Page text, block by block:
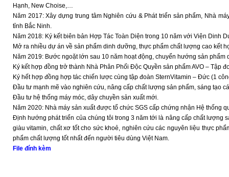
Hạnh, New Choise,…
Năm 2017: Xây dựng trung tâm Nghiên cứu & Phát triển sản phẩm, Nhà
tỉnh Bắc Ninh.
Năm 2018: Ký kết biên bản Hợp Tác Toàn Diện trong 10 năm với Viện Dinh
Mở ra nhiều dự án về sản phẩm dinh dưỡng, thực phẩm chất lượng cao kết
Năm 2019: Bước ngoặt lớn sau 10 năm hoạt động, chuyển hướng sản
Ký kết hợp đồng trở thành Nhà Phân Phối Độc Quyền sản phẩm AVO – Tập
Ký hết hợp đồng hợp tác chiến lược cùng tập đoàn SternVitamin – Đức (1
Đầu tư mạnh mẽ vào nghiên cứu, nâng cấp chất lượng sản phẩm, sáng tạo
Đầu tư hệ thống máy móc, dây chuyền sản xuất mới.
Năm 2020: Nhà máy sản xuất được tổ chức SGS cấp chứng nhận Hệ thống
Định hướng phát triển của chúng tôi trong 3 năm tới là nâng cấp chất lượng
giàu vitamin, chất xơ tốt cho sức khoẻ, nghiên cứu các nguyên liệu thực
phẩm chất lượng tốt nhất đến người tiêu dùng Việt Nam.
File đính kèm